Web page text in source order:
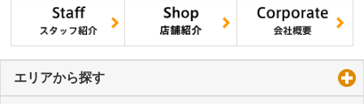
エリアから探す